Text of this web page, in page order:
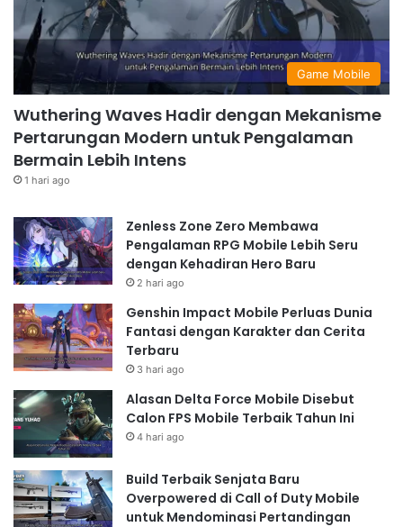
Game Mobile
Wuthering Waves Hadir dengan Mekanisme
Pertarungan Modern untuk Pengalaman
Bermain Lebih Intens
1 hari ago
Zenless Zone Zero Membawa
Pengalaman RPG Mobile Lebih Seru
dengan Kehadiran Hero Baru
2 hari ago
Genshin Impact Mobile Perluas Dunia
Fantasi dengan Karakter dan Cerita
Terbaru
3 hari ago
Alasan Delta Force Mobile Disebut
Calon FPS Mobile Terbaik Tahun Ini
4 hari ago
Build Terbaik Senjata Baru
Overpowered di Call of Duty Mobile
untuk Mendominasi Pertandingan